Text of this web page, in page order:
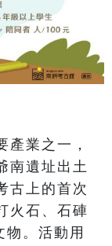
產業之一，
南遺址出土
古上的首次
火石、石硨
。活動用